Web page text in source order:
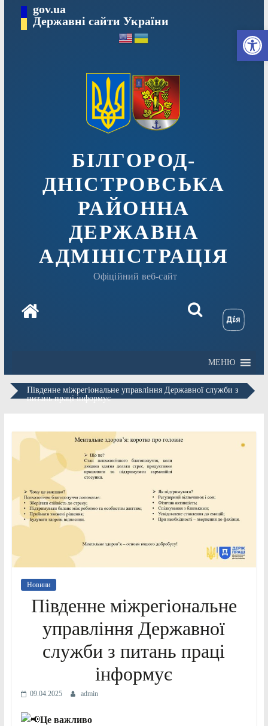
вмісту
gov.ua
Державні сайти України
БІЛГОРОД-
ДНІСТРОВСЬКА
РАЙОННА
ДЕРЖАВНА
АДМІНІСТРАЦІЯ
Офіційний веб-сайт
МЕНЮ
Південне міжрегіональне управління Державної служби з
питань праці інформує
Новини
Південне міжрегіональне
управління Державної
служби з питань праці
інформує
09.04.2025 admin
Це важливо